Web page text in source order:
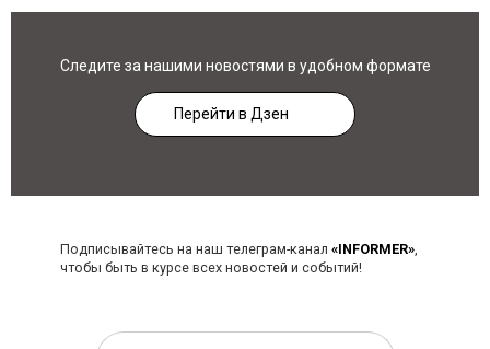
Следите за нашими новостями в удобном формате
Перейти в Дзен
Подписывайтесь на наш телеграм-канал «INFORMER»,
чтобы быть в курсе всех новостей и событий!